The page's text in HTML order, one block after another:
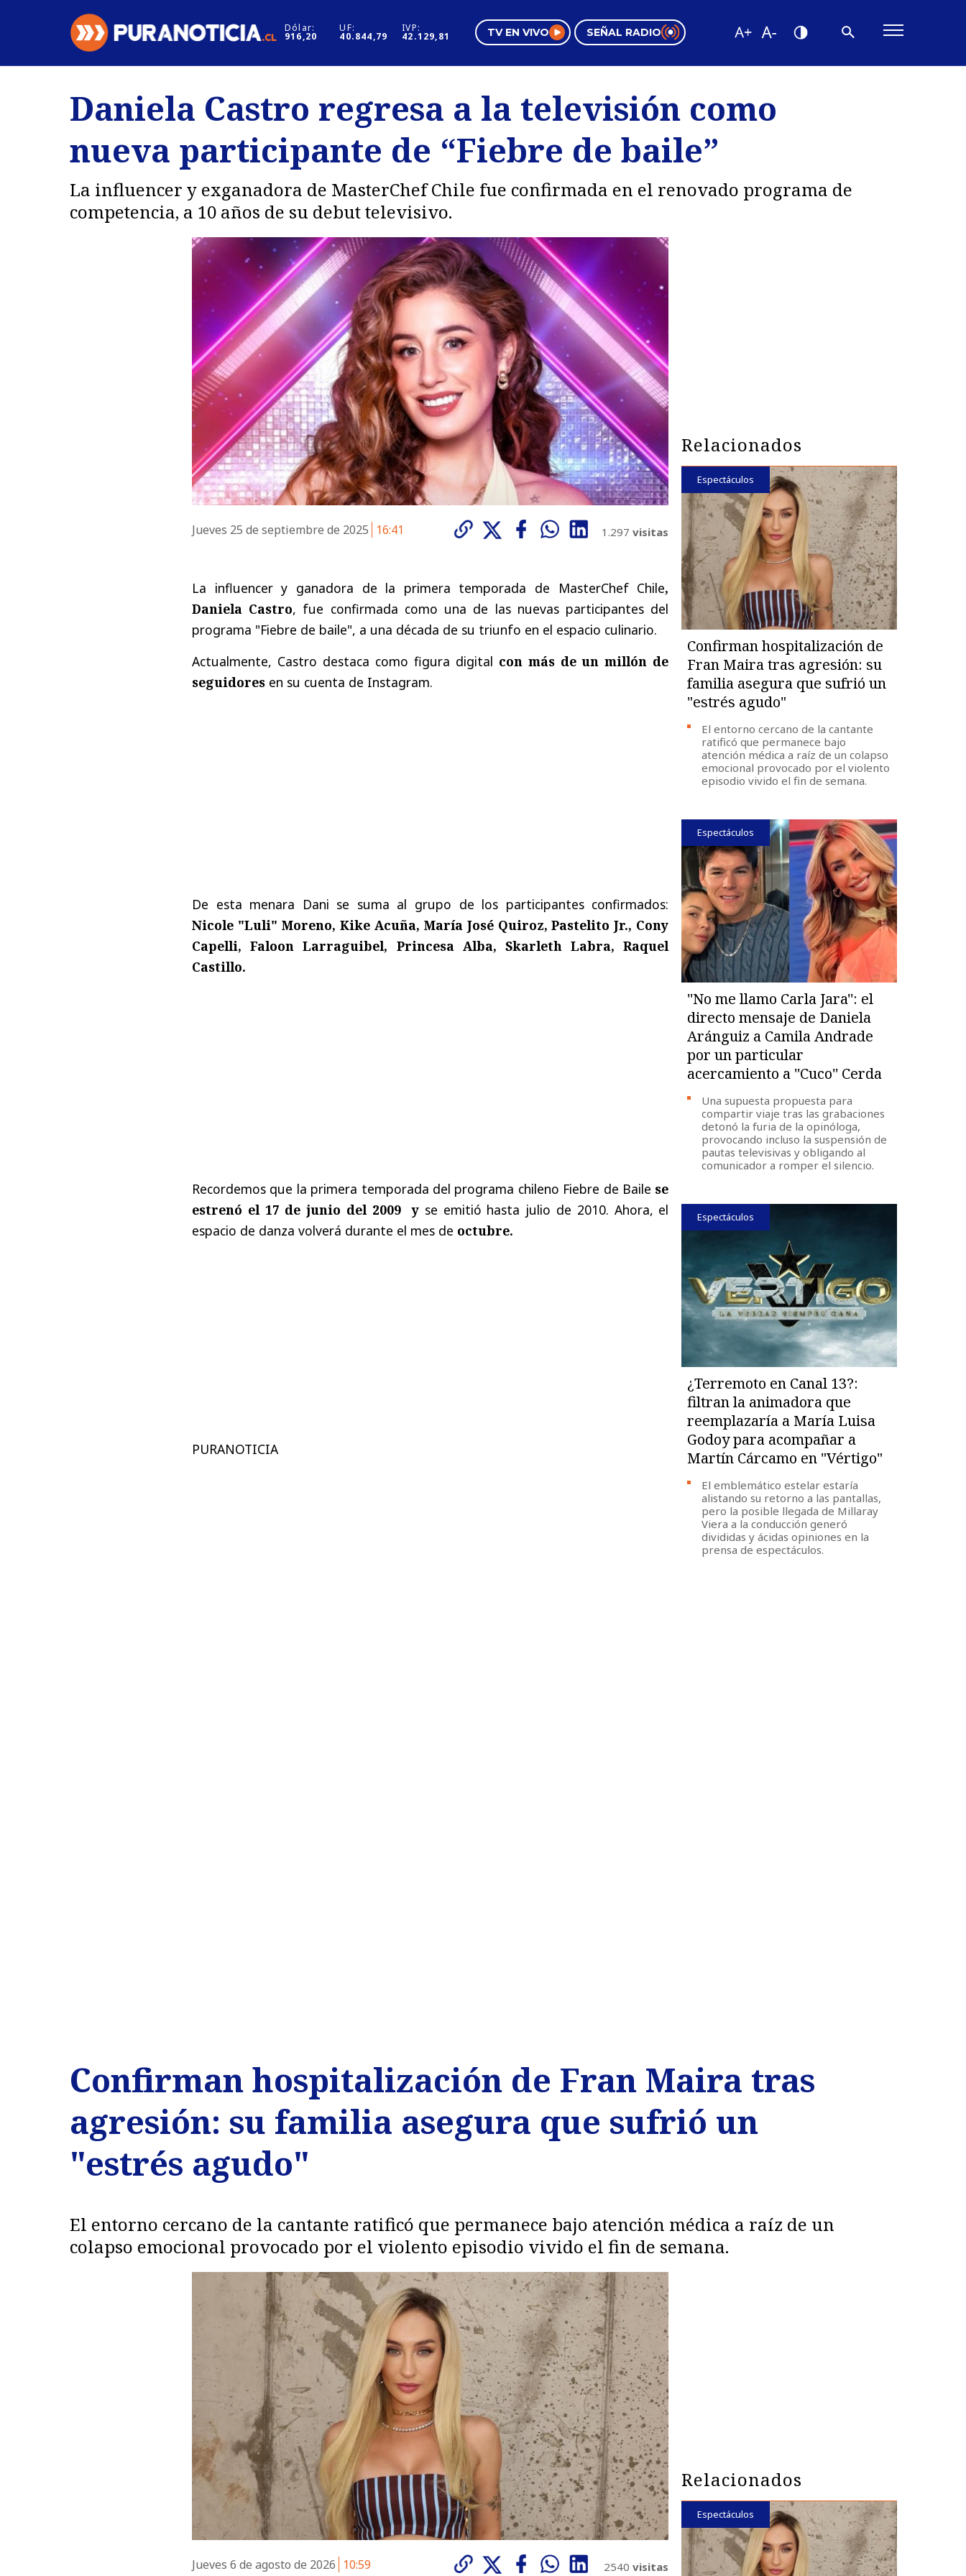
Dólar:
916,20
UF:
40.844,79
IVP:
42.129,81 TV EN VIVO SEÑAL RADIO
Regiones
Deportes
Internacional
Motores
Negocios
Pura Mujer
Tendencias
Videos
Daniela Castro regresa a la televisión como
nueva participante de “Fiebre de baile”
La influencer y exganadora de MasterChef Chile fue confirmada en el renovado programa de
competencia, a 10 años de su debut televisivo.
Jueves 25 de septiembre de 2025 16:41 1.297 visitas
La influencer y ganadora de la primera temporada de MasterChef Chile,
Daniela Castro, fue confirmada como una de las nuevas participantes del
programa "Fiebre de baile", a una década de su triunfo en el espacio culinario.
Actualmente, Castro destaca como figura digital con más de un millón de
seguidores en su cuenta de Instagram.
De esta menara Dani se suma al grupo de los participantes confirmados:
Nicole "Luli" Moreno, Kike Acuña, María José Quiroz, Pastelito Jr., Cony
Capelli, Faloon Larraguibel, Princesa Alba, Skarleth Labra, Raquel
Castillo.
Recordemos que la primera temporada del programa chileno Fiebre de Baile se
estrenó el 17 de junio del 2009 y se emitió hasta julio de 2010. Ahora, el
espacio de danza volverá durante el mes de octubre.
PURANOTICIA
Relacionados
Espectáculos
Confirman hospitalización de
Fran Maira tras agresión: su
familia asegura que sufrió un
"estrés agudo"
El entorno cercano de la cantante
ratificó que permanece bajo
atención médica a raíz de un colapso
emocional provocado por el violento
episodio vivido el fin de semana.
Espectáculos
''No me llamo Carla Jara'': el
directo mensaje de Daniela
Aránguiz a Camila Andrade
por un particular
acercamiento a ''Cuco'' Cerda
Una supuesta propuesta para
compartir viaje tras las grabaciones
detonó la furia de la opinóloga,
provocando incluso la suspensión de
pautas televisivas y obligando al
comunicador a romper el silencio.
Espectáculos
¿Terremoto en Canal 13?:
filtran la animadora que
reemplazaría a María Luisa
Godoy para acompañar a
Martín Cárcamo en "Vértigo"
El emblemático estelar estaría
alistando su retorno a las pantallas,
pero la posible llegada de Millaray
Viera a la conducción generó
divididas y ácidas opiniones en la
prensa de espectáculos.
Confirman hospitalización de Fran Maira tras
agresión: su familia asegura que sufrió un
"estrés agudo"
El entorno cercano de la cantante ratificó que permanece bajo atención médica a raíz de un
colapso emocional provocado por el violento episodio vivido el fin de semana.
Jueves 6 de agosto de 2026 10:59 2540 visitas
Relacionados
Espectáculos